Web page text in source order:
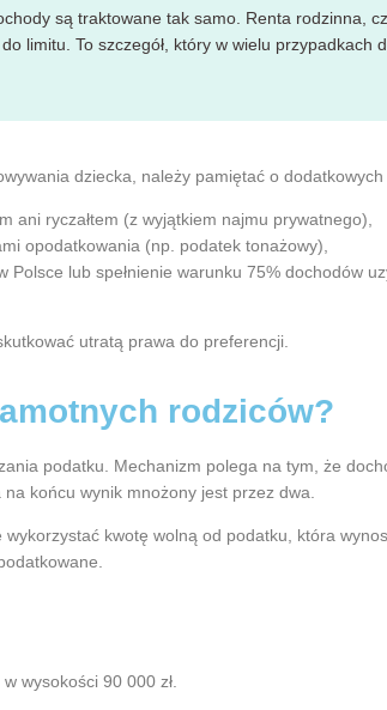
są traktowane tak samo. Renta rodzinna,
limitu. To szczegół, który w wielu przypadkach
dziecka, należy pamiętać o
ani ryczałtem (z wyjątkiem najmu prywatnego),
opodatkowania (np. podatek tonażowy),
lub spełnienie warunku 75% dochodów
utratą prawa do preferencji.
rodziców?
podatku. Mechanizm polega na tym, że
końcu wynik mnożony jest przez dwa.
kwotę wolną od podatku, która
wysokości 90 000 zł.